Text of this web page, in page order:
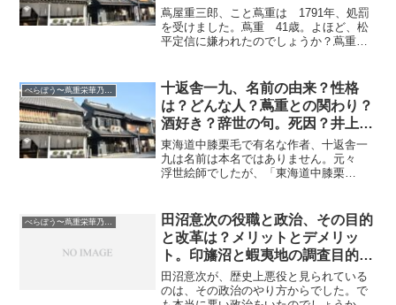
なし。脚気にかかり死に！
蔦屋重三郎、こと蔦重は 1791年、処罰
を受けました。蔦重 41歳。よほど、松
平定信に嫌われたのでしょうか？蔦重は
んでした。ここでは、蔦重の処罰につい
て、理由は目的はも...
十返舎一九、名前の由来？性格
は？どんな人？蔦重との関わり？
酒好き？辞世の句。死因？井上芳
雄に配役！東海道中膝栗毛の作
者。
東海道中膝栗毛で有名な作者、十返舎一
九は名前は本名ではありません。元々
浮世絵師でしたが、「東海道中膝栗
作品は非常に滑稽みが溢れていると同時
に、辞世の句も面白さがあふれ...
べらぼう〜蔦重栄華乃夢噺
田沼意次の役職と政治、その目的
と改革は？メリットとデメリッ
ト。印旛沼と蝦夷地の調査目的？
渡辺謙でイケメン？蔦屋重三郎と
絡み？
田沼意次が、歴史上悪役と見られている
のは、その政治のやり方からでした。で